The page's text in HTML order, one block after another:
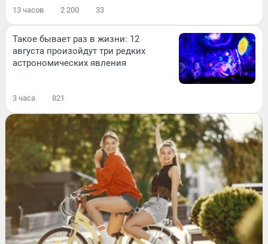
13 часов 2 200 33
Такое бывает раз в жизни: 12
августа произойдут три редких
астрономических явления
3 часа 821